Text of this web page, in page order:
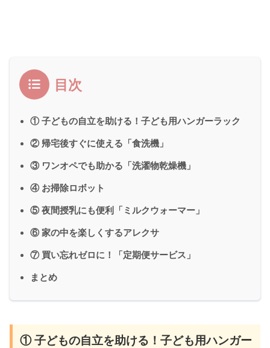
目次
① 子どもの自立を助ける！子ども用ハンガーラック
② 帰宅後すぐに使える「食洗機」
③ ワンオペでも助かる「洗濯物乾燥機」
④ お掃除ロボット
⑤ 夜間授乳にも便利「ミルクウォーマー」
⑥ 家の中を楽しくするアレクサ
⑦ 買い忘れゼロに！「定期便サービス」
まとめ
① 子どもの自立を助ける！子ども用ハンガー